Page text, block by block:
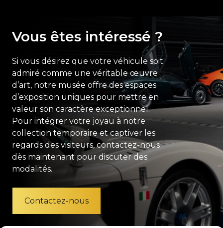
Vous êtes intéressé ?
Si vous désirez que votre véhicule soit
admiré comme une véritable œuvre
d’art, notre musée offre des espaces
d’exposition uniques pour mettre en
valeur son caractère exceptionnel.
Pour intégrer votre joyau à notre
collection temporaire et captiver les
regards des visiteurs, contactez-nous
dès maintenant pour discuter des
modalités.
Contactez-nous